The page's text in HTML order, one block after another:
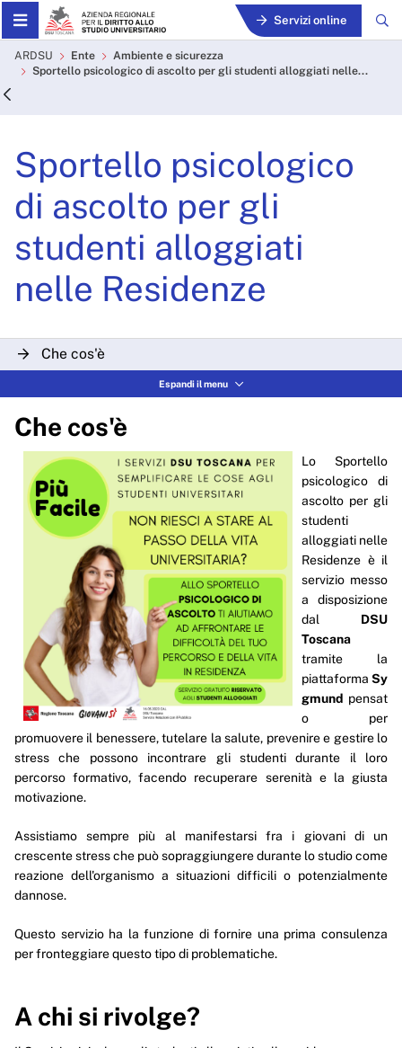
Skip to Main Content Servizi online
Sportello psicologico di
ARDSU Ente
Ambiente e sicurezza
Sportello psicologico di ascolto per gli studenti alloggiati nelle...
Sportello psicologico
di ascolto per gli
studenti alloggiati
nelle Residenze
Che cos'è
Come si accede alla prima seduta
Come proseguire il percorso
Info e contatti
Espandi il menu
Che cos'è
Lo Sportello
psicologico di
ascolto per gli
studenti
alloggiati nelle
Residenze è il
servizio messo
a disposizione
dal DSU
Toscana
tramite la
piattaforma Sy
gmund pensat
o per
promuovere il benessere, tutelare la salute, prevenire e gestire lo
stress che possono incontrare gli studenti durante il loro
percorso formativo, facendo recuperare serenità e la giusta
motivazione.
Assistiamo sempre più al manifestarsi fra i giovani di un
crescente stress che può sopraggiungere durante lo studio come
reazione dell'organismo a situazioni difficili o potenzialmente
dannose.
Questo servizio ha la funzione di fornire una prima consulenza
per fronteggiare questo tipo di problematiche.
A chi si rivolge?